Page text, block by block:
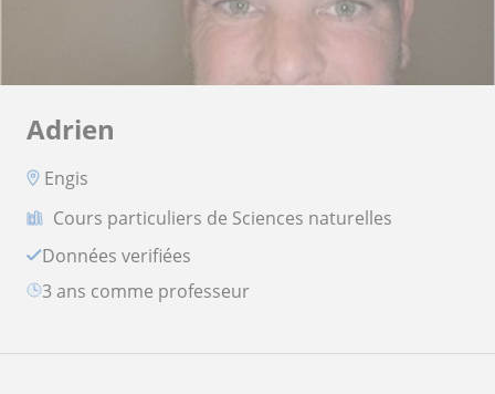
Adrien
Engis
Cours particuliers de Sciences naturelles
Données verifiées
3 ans comme professeur